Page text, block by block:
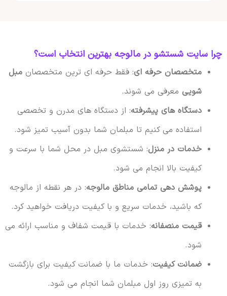
چرا سایت شستشو در مالوجه بهترین انتخاب است؟
متخصصان حرفه ای: فقط حرفه ای ترین متخصصان مبل
شویی معرفی می شوند.
دستگاه های پیشرفته: از دستگاه های مدرن و تخصصی
استفاده می کنیم تا مبلمان شما بدون آسیب تمیز شود.
خدمات در منزل: شستشوی مبل در محل شما با سرعت و
کیفیت بالا انجام می شود.
پوشش دهی تمامی مناطق مالوجه: در هر نقطه از مالوجه
که باشید، خدمات سریع و با کیفیت دریافت خواهید کرد.
قیمت منصفانه: خدمات با قیمت شفاف و مناسب ارائه می
شود.
ضمانت کیفیت: خدمات ما با ضمانت کیفیت برای بازگشت
به تمیزی روز اول مبلمان شما انجام می شود.